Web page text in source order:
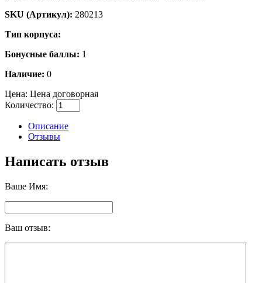
SKU (Артикул): 280213
Тип корпуса:
Бонусные баллы: 1
Наличие: 0
Цена: Цена договорная
Количество:
Описание
Отзывы
Написать отзыв
Ваше Имя:
Ваш отзыв: